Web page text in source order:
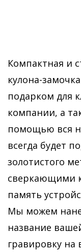
Компактная и
кулона-
подарком для
компании, а
помощью вся
всегда будет
золотистого
сверкающими
память
Мы можем
название
гравировку на